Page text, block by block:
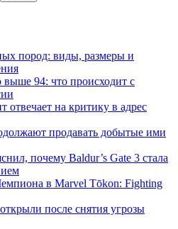
пород: виды, размеры и
94: что происходит с
отвечает на критику в адрес
продавать добытые ими
почему Baldur’s Gate 3 стала
в Marvel Tōkon: Fighting
после снятия угрозы